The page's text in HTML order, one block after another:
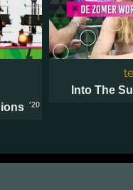
'20
Into The